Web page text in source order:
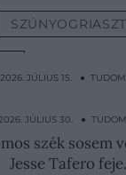
2026. JÚLIUS 15. ●
a szovjet
nappalt csinált
JÚLIUS 30. ●
szék sosem
Jesse Tafero